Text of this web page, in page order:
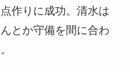
作りに成功。清水は
とか守備を間に合わ